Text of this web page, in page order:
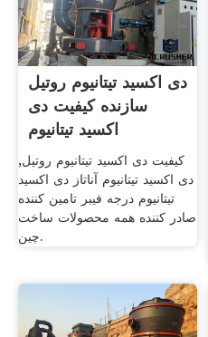
دی اکسید تیتانیوم روتیل
سازنده کیفیت دی
اکسید تیتانیوم
کیفیت دی اکسید تیتانیوم روتیل,
دی اکسید تیتانیوم آناتاز دی اکسید
تیتانیوم درجه فیبر تامین کننده
صادر کننده همه محصولات ساخت
چین.